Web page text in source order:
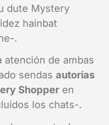
dute Mystery
hainbat
.
atención de ambas
sendas autorías
Shopper en
los chats-.